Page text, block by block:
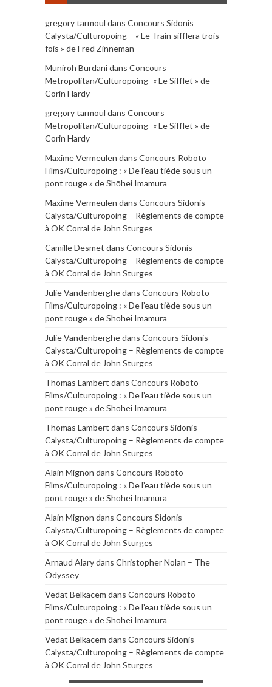
gregory tarmoul dans Concours Sidonis
Calysta/Culturopoing – « Le Train sifflera trois
fois » de Fred Zinneman
Muniroh Burdanidans Concours
Metropolitan/Culturopoing -« Le Sifflet » de
Corin Hardy
gregory tarmoul dans Concours
Metropolitan/Culturopoing -« Le Sifflet » de
Corin Hardy
Maxime Vermeulen dans Concours Roboto
Films/Culturopoing : « De l’eau tiède sous un
pont rouge » de Shōhei Imamura
Maxime Vermeulen dans Concours Sidonis
Calysta/Culturopoing – Règlements de compte
à OK Corral de John Sturges
Camille Desmet dans Concours Sidonis
Calysta/Culturopoing – Règlements de compte
à OK Corral de John Sturges
Julie Vandenberghedans Concours Roboto
Films/Culturopoing : « De l’eau tiède sous un
pont rouge » de Shōhei Imamura
Julie Vandenberghedans Concours Sidonis
Calysta/Culturopoing – Règlements de compte
à OK Corral de John Sturges
Thomas Lambert dans Concours Roboto
Films/Culturopoing : « De l’eau tiède sous un
pont rouge » de Shōhei Imamura
Thomas Lambert dans Concours Sidonis
Calysta/Culturopoing – Règlements de compte
à OK Corral de John Sturges
Alain Mignon dans Concours Roboto
Films/Culturopoing : « De l’eau tiède sous un
pont rouge » de Shōhei Imamura
Alain Mignon dans Concours Sidonis
Calysta/Culturopoing – Règlements de compte
à OK Corral de John Sturges
Arnaud Alarydans Christopher Nolan – The
Odyssey
Vedat Belkacem dans Concours Roboto
Films/Culturopoing : « De l’eau tiède sous un
pont rouge » de Shōhei Imamura
Vedat Belkacem dans Concours Sidonis
Calysta/Culturopoing – Règlements de compte
à OK Corral de John Sturges